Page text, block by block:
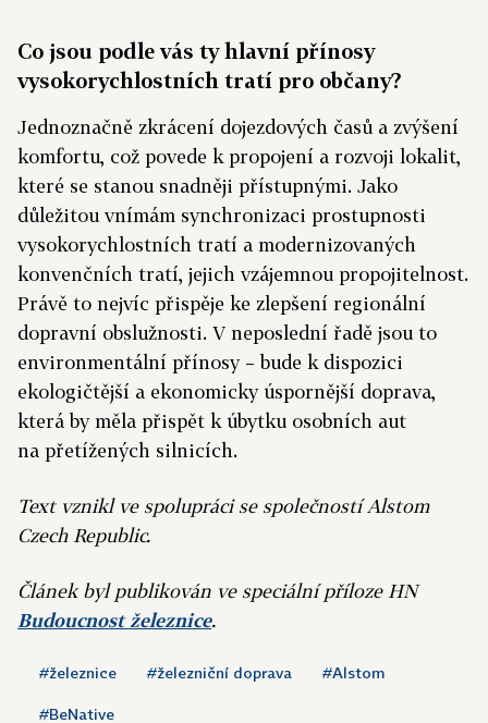
Co jsou podle vás ty hlavní přínosy
vysokorychlostních tratí pro občany?
Jednoznačně zkrácení dojezdových časů a zvýšení
komfortu, což povede k propojení a rozvoji lokalit,
které se stanou snadněji přístupnými. Jako
důležitou vnímám synchronizaci prostupnosti
vysokorychlostních tratí a modernizovaných
konvenčních tratí, jejich vzájemnou propojitelnost.
Právě to nejvíc přispěje ke zlepšení regionální
dopravní obslužnosti. V neposlední řadě jsou to
environmentální přínosy – bude k dispozici
ekologičtější a ekonomicky úspornější doprava,
která by měla přispět k úbytku osobních aut
na přetížených silnicích.
Text vznikl ve spolupráci se společností Alstom
Czech Republic.
Článek byl publikován ve speciální příloze HN
Budoucnost železnice.
#železnice #železniční doprava #Alstom
#BeNative